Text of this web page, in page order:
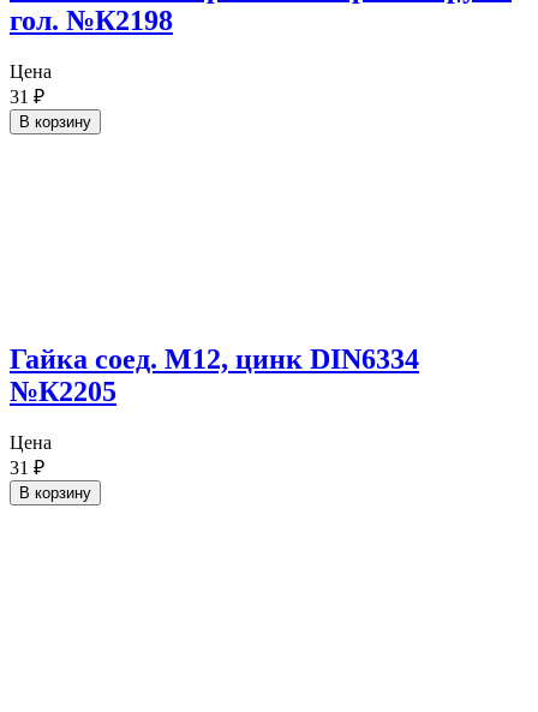
гол. №К2198
Цена
31 ₽
В корзину
Гайка соед. М12, цинк DIN6334
№К2205
Цена
31 ₽
В корзину